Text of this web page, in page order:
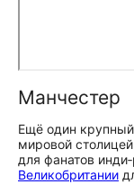
Манчестер
Ещё один
мировой
для фанатов
Великобритании